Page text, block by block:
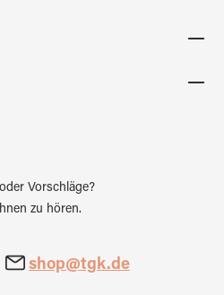
Vorschläge?
zu hören.
shop@tgk.de